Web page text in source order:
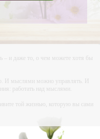
– и даже то, о чем можете хотя бы
И мыслями можно управлять. И
работать над мыслями.
той жизнью, которую вы сами
нищета — глупость. Из всех